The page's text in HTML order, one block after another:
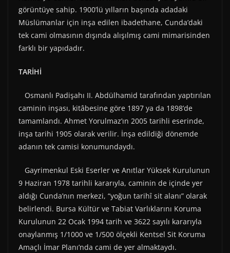
görüntüye sahip. 1900’lü yılların başında adadaki
Müslümanlar için inşa edilen ibadethane, Cunda’daki
tek cami olmasının dışında alışılmış cami mimarisinden
farklı bir yapıdadır.
TARİHİ
Osmanlı Padişahı II. Abdülhamid tarafından yaptırılan
caminin inşası, kitâbesine göre 1897 ya da 1898’de
tamamlandı. Ahmet Yorulmaz’ın 2005 tarihli eserinde,
inşa tarihi 1905 olarak verilir. İnşa edildiği dönemde
adanın tek camisi konumundaydı.
Gayrimenkul Eski Eserler ve Anıtlar Yüksek Kurulunun
9 Haziran 1978 tarihli kararıyla, caminin de içinde yer
aldığı Cunda’nın merkezi, “yoğun tarihî sit alanı” olarak
belirlendi. Bursa Kültür ve Tabiat Varlıklarını Koruma
Kurulunun 22 Ocak 1994 tarih ve 3622 sayılı kararıyla
onaylanmış 1/1000 ve 1/500 ölçekli Kentsel Sit Koruma
Amaçlı İmar Planı’nda cami de yer almaktaydı.